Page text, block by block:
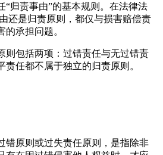
“归责事由”的基本规则。在法律法
还是归责原则，都仅与损害赔偿责
承担问题。
则包括两项：过错责任与无过错责
任都不属于独立的归责原则。
错原则或过失责任原则，是指除非